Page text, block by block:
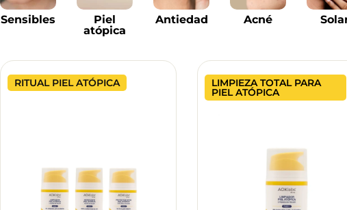
Sensibles
Piel
atópica
Antiedad Acné
RITUAL PIEL ATÓPICA LIMPIEZA TOTAL PARA
PIEL ATÓPICA